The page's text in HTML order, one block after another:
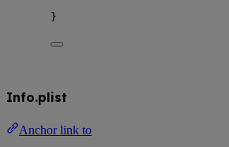
}
Info.plist
Anchor link to